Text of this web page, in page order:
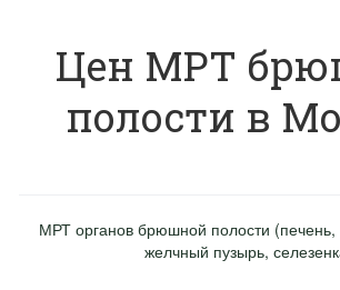
Цен МРТ
полости в
МРТ органов брюшной полости
желчный пузырь,